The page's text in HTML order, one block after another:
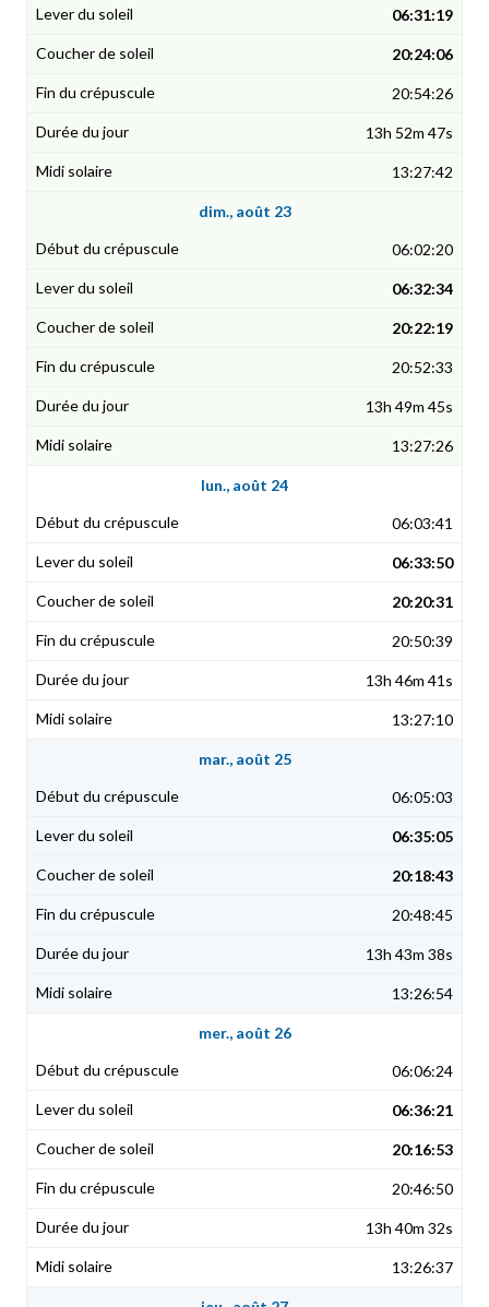
06:31:19
20:24:06
20:54:26
13h 52m 47s
13:27:42
dim., août 23
06:02:20
06:32:34
20:22:19
20:52:33
13h 49m 45s
13:27:26
lun., août 24
06:03:41
06:33:50
20:20:31
20:50:39
13h 46m 41s
13:27:10
mar., août 25
06:05:03
06:35:05
20:18:43
20:48:45
13h 43m 38s
13:26:54
mer., août 26
06:06:24
06:36:21
20:16:53
20:46:50
13h 40m 32s
13:26:37